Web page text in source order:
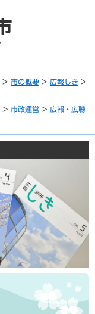
> 市の概要 > 広報しき >
> 市政運営 > 広報・広聴